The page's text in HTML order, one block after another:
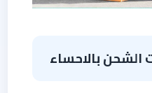
بالاحساء